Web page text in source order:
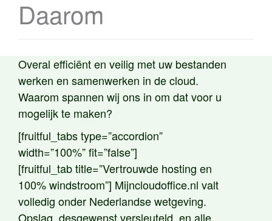
Daarom
Overal efficiënt en veilig met uw bestanden
werken en samenwerken in de cloud.
Waarom spannen wij ons in om dat voor u
mogelijk te maken?
[fruitful_tabs type=”accordion”
width=”100%” fit=”false”]
[fruitful_tab title=”Vertrouwde hosting en
100% windstroom”] Mijncloudoffice.nl valt
volledig onder Nederlandse wetgeving.
Opslag, desgewenst versleuteld, en alle